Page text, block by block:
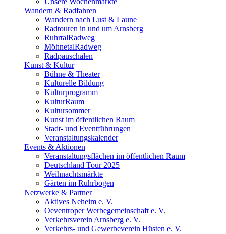
Wandern & Radfahren
Wandern nach Lust & Laune
Radtouren in und um Arnsberg
RuhrtalRadweg
MöhnetalRadweg
Radpauschalen
Kunst & Kultur
Bühne & Theater
Kulturelle Bildung
Kulturprogramm
KulturRaum
Kultursommer
Kunst im öffentlichen Raum
Stadt- und Eventführungen
Veranstaltungskalender
Events & Aktionen
Veranstaltungsflächen im öffentlichen Raum
Deutschland Tour 2025
Weihnachtsmärkte
Gärten im Ruhrbogen
Netzwerke & Partner
Aktives Neheim e. V.
Oeventroper Werbegemeinschaft e. V.
Verkehrsverein Arnsberg e. V.
Verkehrs- und Gewerbeverein Hüsten e. V.